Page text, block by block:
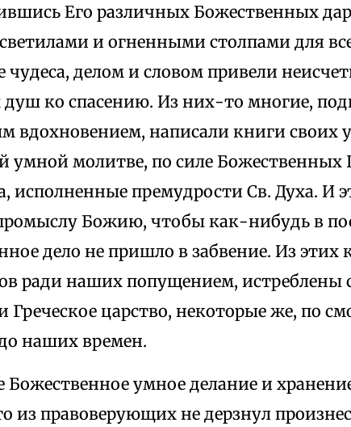
Его различных Божественных
и огненными столпами для
чудеса, делом и словом привели
душ ко спасению. Из них-то многие,
вдохновением, написали книги своих
умной молитве, по силе Божественных
исполненные премудрости Св. Духа. И
Божию, чтобы как-нибудь в
дело не пришло в забвение. Из этих
ради наших попущением, истреблены
царство, некоторые же, по
наших времен.
умное делание и
из правоверующих не дерзнул